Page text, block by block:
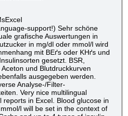
support!) Sehr schöne
grafische Auswertungen in
in mg/dl oder mmol/l wird
mit BEґs oder KHґs und
gesetzt. BSR,
Aceton und Blutdruckkurven
ausgegeben werden.
Analyse-/Filter-
Very nice multilingual
reports in Excel. Blood glucose in
l will be set in the context of